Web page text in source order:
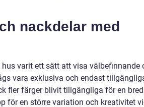
nackdelar med
varit ett sätt att visa välbefinnande
vara exklusiva och endast
fler färger blivit tillgängliga för en
för en större variation och kreativitet